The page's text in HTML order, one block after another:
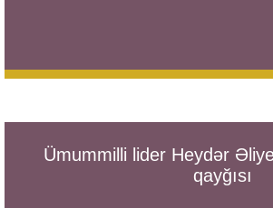
Ümummilli lider Heydər
qayğısı